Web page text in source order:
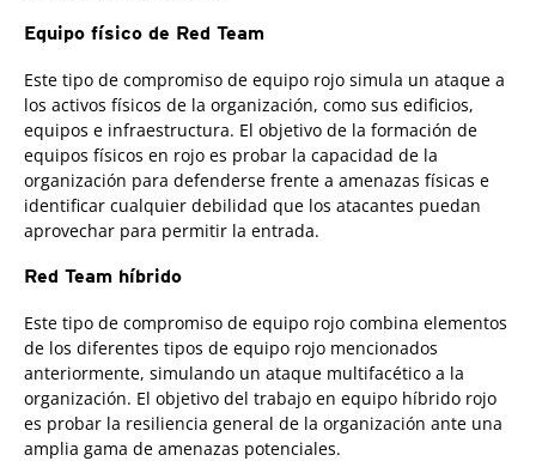
Equipo físico de Red Team
Este tipo de compromiso de equipo rojo simula un ataque a
los activos físicos de la organización, como sus edificios,
equipos e infraestructura. El objetivo de la formación de
equipos físicos en rojo es probar la capacidad de la
organización para defenderse frente a amenazas físicas e
identificar cualquier debilidad que los atacantes puedan
aprovechar para permitir la entrada.
Red Team híbrido
Este tipo de compromiso de equipo rojo combina elementos
de los diferentes tipos de equipo rojo mencionados
anteriormente, simulando un ataque multifacético a la
organización. El objetivo del trabajo en equipo híbrido rojo
es probar la resiliencia general de la organización ante una
amplia gama de amenazas potenciales.